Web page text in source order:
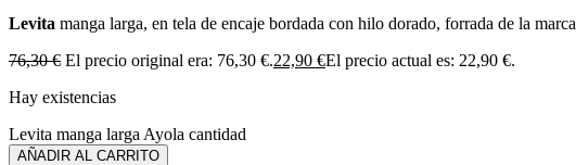
Levita manga larga, en tela de encaje bordada con hilo dorado, forrada de la marca
76,30€ El precio original era: 76,30 €.22,90 €El precio actual es: 22,90 €.
Hay existencias
Levita manga larga Ayola cantidad
AÑADIR AL CARRITO